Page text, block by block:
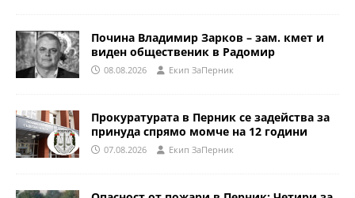
Почина Владимир Зарков – зам. кмет и
виден общественик в Радомир
08.08.2026 Eкип ЗаПерник
Прокуратурата в Перник се задейства за
принуда спрямо момче на 12 години
07.08.2026 Eкип ЗаПерник